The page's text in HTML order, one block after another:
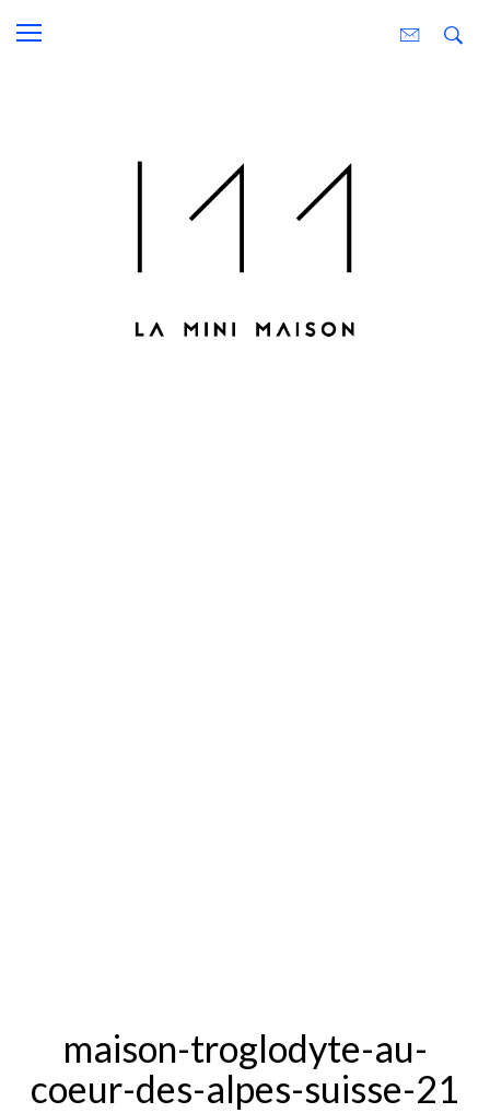
maison-troglodyte-au-
coeur-des-alpes-suisse-21